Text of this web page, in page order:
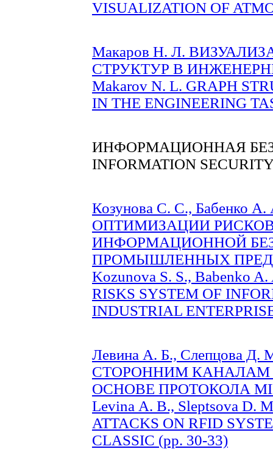
VISUALIZATION OF
Макаров Н. Л.
СТРУКТУР В
Makarov N. L. GRAPH
IN THE ENGINEERING
ИНФОРМАЦИОННАЯ
INFORMATION
Козунова С. С., Бабенко
ОПТИМИЗАЦИИ
ИНФОРМАЦИОННОЙ
ПРОМЫШЛЕННЫХ
Kozunova S. S., Babenko
RISKS SYSTEM OF
INDUSTRIAL
Левина А. Б., Слепцова
СТОРОННИМ КАНАЛАМ
ОСНОВЕ ПРОТОКОЛА
Levina А. B., Sleptsova D.
ATTACKS ON RFID
CLASSIC (pp. 30-33)